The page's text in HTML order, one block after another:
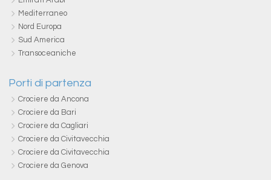
Mediterraneo
Nord Europa
Sud America
Transoceaniche
Porti di partenza
Crociere da Ancona
Crociere da Bari
Crociere da Cagliari
Crociere da Civitavecchia
Crociere da Civitavecchia
Crociere da Genova